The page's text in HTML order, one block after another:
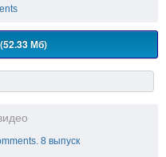
Мб)
8 выпуск